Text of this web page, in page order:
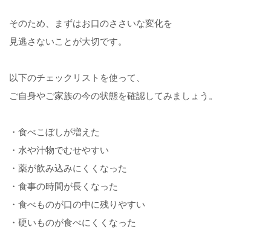
そのため、まずはお口のささいな変化を
見逃さないことが大切です。
以下のチェックリスト を使って、
ご自身やご家族の今の状態を確認してみましょう。
・食べこぼしが増えた
・水や汁物でむせやすい
・薬が飲み込みにくくなった
・食事の時間が長くなった
・食べものが口の中に残りやすい
・硬いものが食べにくくなった